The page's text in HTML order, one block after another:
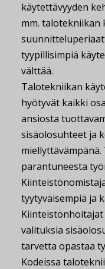
käytettävyyden
mm. talotekniikan
tyypillisimpiä
välttää.
Talotekniikan
hyötyvät kaikki
ansiosta
sisäolosuhteet ja
parantuneesta
tyytyväisempiä ja
valituksia
tarvetta opastaa
Kodeissa